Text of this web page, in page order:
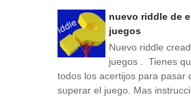
nuevo riddle de
juegos
Nuevo riddle
juegos . Tienes
todos los acertijos para pasar
superar el juego. Mas